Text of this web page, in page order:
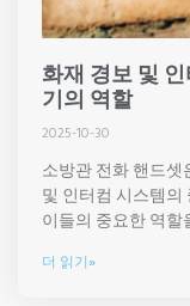
화재 경보 및
기의 역할
2025-10-30
소방관 전화 핸드
및 인터컴 시스템의
이들의 중요한 역할
더 읽기»